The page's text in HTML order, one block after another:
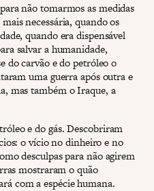
não tomarmos as medidas
necessária, quando os
quando era dispensável
salvar a humanidade,
do carvão e do petróleo o
uma guerra após outra e
mas também o Iraque, a
e do gás. Descobriram
o vício no dinheiro e no
desculpas para não agirem
mostraram o quão
com a espécie humana.